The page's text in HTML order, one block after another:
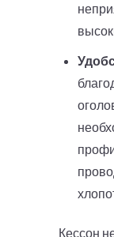
Кессон